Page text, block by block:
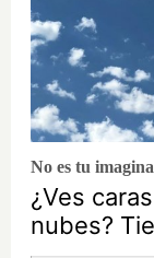
No es tu
¿Ves
nubes?